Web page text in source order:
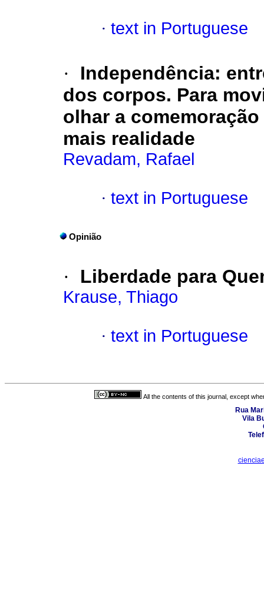
· text in Portuguese
· Independência:
dos corpos. Para
olhar a
mais realidade
Revadam, Rafael
· text in Portuguese
Opinião
· Liberdade para
Krause, Thiago
· text in Portuguese
All the contents of this journal, except
Rua
Vila